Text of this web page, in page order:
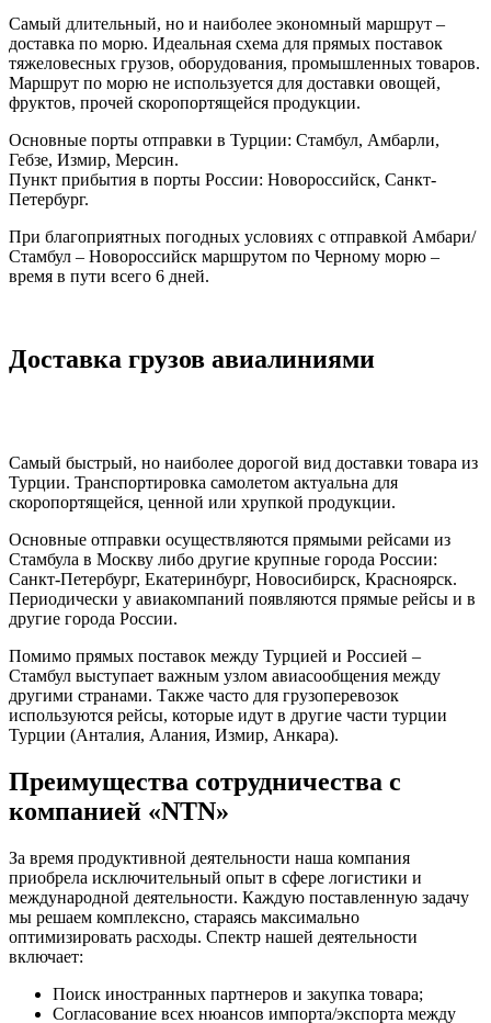
Самый длительный, но и наиболее экономный маршрут –
доставка по морю. Идеальная схема для прямых поставок
тяжеловесных грузов, оборудования, промышленных товаров.
Маршрут по морю не используется для доставки овощей,
фруктов, прочей скоропортящейся продукции.
Основные порты отправки в Турции: Стамбул, Амбарли,
Гебзе, Измир, Мерсин.
Пункт прибытия в порты России: Новороссийск, Санкт-
Петербург.
При благоприятных погодных условиях с отправкой Амбари/
Стамбул – Новороссийск маршрутом по Черному морю –
время в пути всего 6 дней.
Доставка грузов авиалиниями
Самый быстрый, но наиболее дорогой вид доставки товара из
Турции. Транспортировка самолетом актуальна для
скоропортящейся, ценной или хрупкой продукции.
Основные отправки осуществляются прямыми рейсами из
Стамбула в Москву либо другие крупные города России:
Санкт-Петербург, Екатеринбург, Новосибирск, Красноярск.
Периодически у авиакомпаний появляются прямые рейсы и в
другие города России.
Помимо прямых поставок между Турцией и Россией –
Стамбул выступает важным узлом авиасообщения между
другими странами. Также часто для грузоперевозок
используются рейсы, которые идут в другие части турции
Турции (Анталия, Алания, Измир, Анкара).
Преимущества сотрудничества с
компанией «NTN»
За время продуктивной деятельности наша компания
приобрела исключительный опыт в сфере логистики и
международной деятельности. Каждую поставленную задачу
мы решаем комплексно, стараясь максимально
оптимизировать расходы. Спектр нашей деятельности
включает:
Поиск иностранных партнеров и закупка товара;
Согласование всех нюансов импорта/экспорта между